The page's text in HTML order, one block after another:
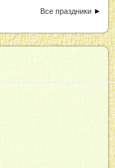
Все праздники ►